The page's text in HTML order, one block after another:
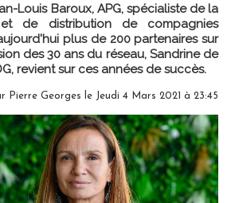
Louis Baroux, APG, spécialiste de la
et de distribution de compagnies
plus de 200 partenaires sur
des 30 ans du réseau, Sandrine de
revient sur ces années de succès.
Pierre Georges le Jeudi 4 Mars 2021 à 23:45